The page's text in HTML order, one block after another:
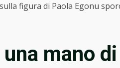
figura di Paola Egonu
mano